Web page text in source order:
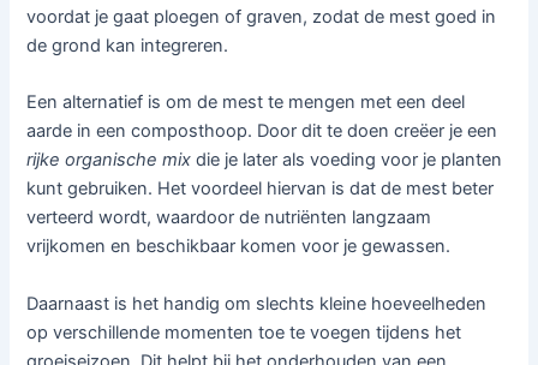
voordat je gaat ploegen of graven, zodat de mest goed in
de grond kan integreren.
Een alternatief is om de mest te mengen met een deel
aarde in een composthoop. Door dit te doen creëer je een
rijke organische mix die je later als voeding voor je planten
kunt gebruiken. Het voordeel hiervan is dat de mest beter
verteerd wordt, waardoor de nutriënten langzaam
vrijkomen en beschikbaar komen voor je gewassen.
Daarnaast is het handig om slechts kleine hoeveelheden
op verschillende momenten toe te voegen tijdens het